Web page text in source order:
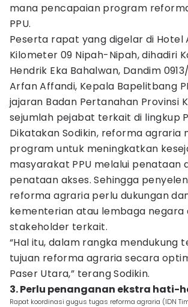
mana pencapaian program
PPU.
Peserta rapat yang digelar di Hotel
Kilometer 09 Nipah-Nipah, dihadiri
Hendrik Eka Bahalwan, Dandim
Arfan Affandi, Kepala Bapelitbang
jajaran Badan Pertanahan Provinsi
sejumlah pejabat terkait di lingkup
Dikatakan Sodikin, reforma agraria
program untuk meningkatkan
masyarakat PPU melalui penataan
penataan akses. Sehingga
reforma agraria perlu dukungan
kementerian atau lembaga negara
stakeholder terkait.
“Hal itu, dalam rangka mendukung
tujuan reforma agraria secara
Paser Utara,” terang Sodikin.
3. Perlu penanganan ekstra hati-
Rapat koordinasi gugus tugas reforma agraria (IDN